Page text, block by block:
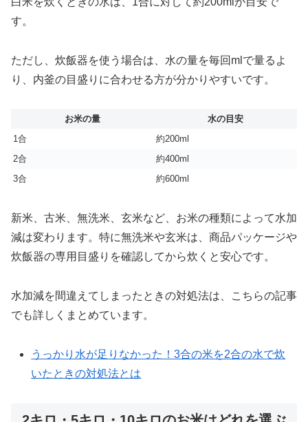
す。
ただし、炊飯器を使う場合は、水の量を毎回mlで量るよ
り、内釜の目盛りに合わせる方が分かりやすいです。
お米の量
水の目安
1合
約200ml
2合
約400ml
3合
約600ml
新米、古米、無洗米、玄米など、お米の種類によって水加
減は変わります。特に無洗米や玄米は、商品パッケージや
炊飯器の専用目盛りを確認してから炊くと安心です。
水加減を間違えてしまったときの対処法は、こちらの記事
でも詳しくまとめています。
うっかり水が足りなかった！3合の米を2合の水で炊
いたときの対処法とは